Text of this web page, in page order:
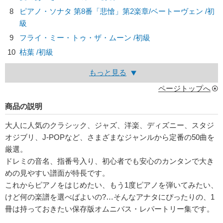
8
ピアノ・ソナタ 第8番「悲愴」第2楽章/ベートーヴェン /初
級
9
フライ・ミー・トゥ・ザ・ムーン /初級
10 枯葉 /初級
もっと見る
ページトップへ
商品の説明
大人に人気のクラシック、ジャズ、洋楽、ディズニー、スタジ
オジブリ、J-POPなど、さまざまなジャンルから定番の50曲を
厳選。
ドレミの音名、指番号入り、初心者でも安心のカンタンで大き
めの見やすい譜面が特長です。
これからピアノをはじめたい、もう1度ピアノを弾いてみたい、
けど何の楽譜を選べばよいの?…そんなアナタにぴったりの、1
冊は持っておきたい保存版オムニバス・レパートリー集です。